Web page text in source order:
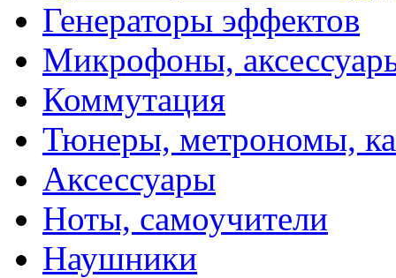
Генераторы эффектов
Микрофоны,
Коммутация
Тюнеры, метрономы,
Аксессуары
Ноты, самоучители
Наушники